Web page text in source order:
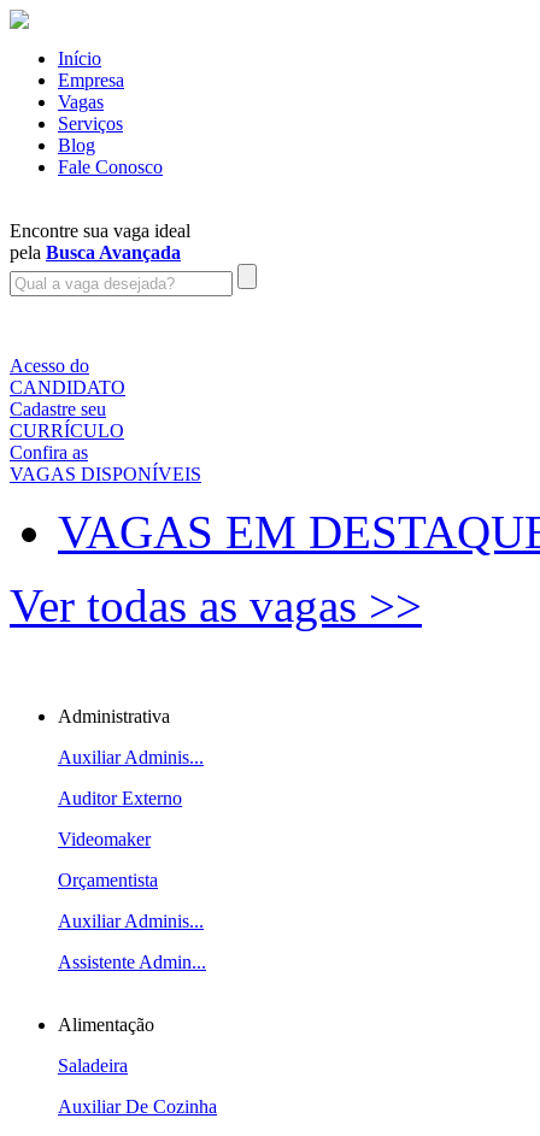
Início
Empresa
Vagas
Serviços
Blog
Fale Conosco
Encontre sua vaga ideal
pela Busca Avançada
Acesso do
CANDIDATO
Cadastre seu
CURRÍCULO
Confira as
VAGAS DISPONÍVEIS
VAGAS EM
Ver todas as vagas >>
Administrativa
Auxiliar Adminis...
Auditor Externo
Videomaker
Orçamentista
Auxiliar Adminis...
Assistente Admin...
Alimentação
Saladeira
Auxiliar De Cozinha